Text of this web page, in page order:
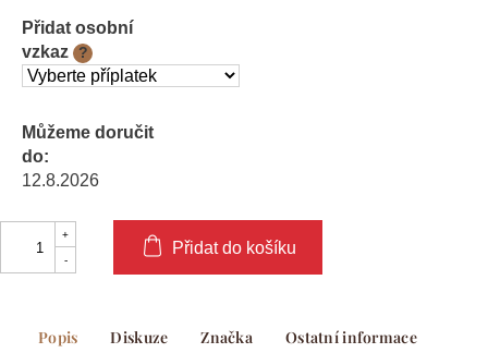
Přidat osobní
vzkaz
?
Můžeme doručit
do:
12.8.2026
Přidat do košíku
Popis Diskuze Značka Ostatní informace